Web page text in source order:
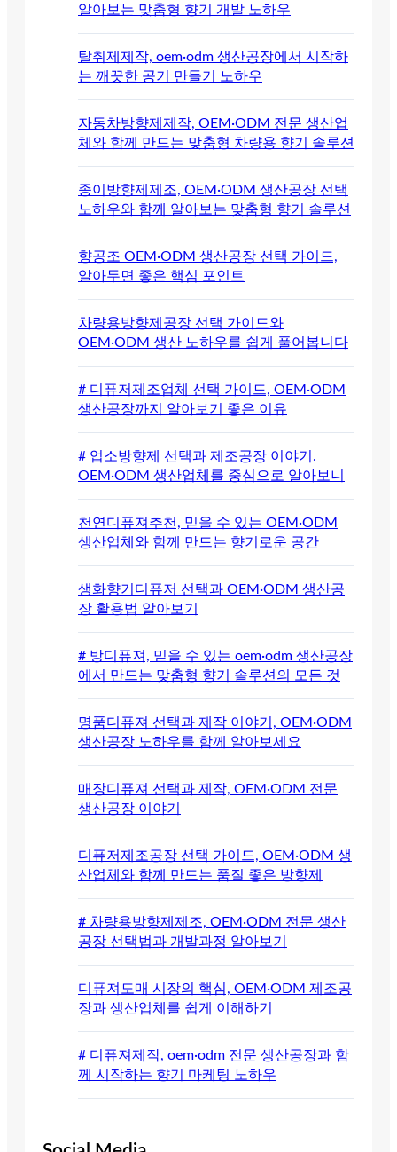
알아보는 맞춤형 향기 개발 노하우
탈취제제작, oem·odm 생산공장에서 시작하
는 깨끗한 공기 만들기 노하우
자동차방향제제작, OEM·ODM 전문 생산업
체와 함께 만드는 맞춤형 차량용 향기 솔루션
종이방향제제조, OEM·ODM 생산공장 선택
노하우와 함께 알아보는 맞춤형 향기 솔루션
향공조 OEM·ODM 생산공장 선택 가이드,
알아두면 좋은 핵심 포인트
차량용방향제공장 선택 가이드와
OEM·ODM 생산 노하우를 쉽게 풀어봅니다
# 디퓨저제조업체 선택 가이드, OEM·ODM
생산공장까지 알아보기 좋은 이유
# 업소방향제 선택과 제조공장 이야기.
OEM·ODM 생산업체를 중심으로 알아보니
천연디퓨져추천, 믿을 수 있는 OEM·ODM
생산업체와 함께 만드는 향기로운 공간
생화향기디퓨저 선택과 OEM·ODM 생산공
장 활용법 알아보기
# 방디퓨져, 믿을 수 있는 oem·odm 생산공장
에서 만드는 맞춤형 향기 솔루션의 모든 것
명품디퓨져 선택과 제작 이야기, OEM·ODM
생산공장 노하우를 함께 알아보세요
매장디퓨져 선택과 제작, OEM·ODM 전문
생산공장 이야기
디퓨저제조공장 선택 가이드, OEM·ODM 생
산업체와 함께 만드는 품질 좋은 방향제
# 차량용방향제제조, OEM·ODM 전문 생산
공장 선택법과 개발과정 알아보기
디퓨져도매 시장의 핵심, OEM·ODM 제조공
장과 생산업체를 쉽게 이해하기
# 디퓨져제작, oem·odm 전문 생산공장과 함
께 시작하는 향기 마케팅 노하우